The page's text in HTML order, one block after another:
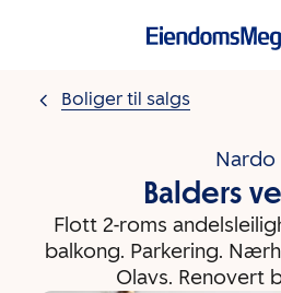
Boliger til salgs
Nardo
Balders
Flott 2-roms
balkong. Parkering.
Olavs. Renovert